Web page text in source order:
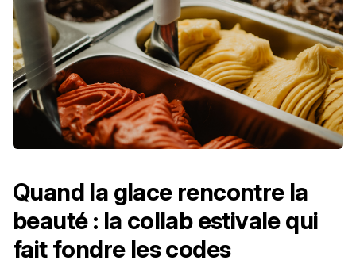
Quand la glace rencontre la
beauté : la collab estivale qui
fait fondre les codes